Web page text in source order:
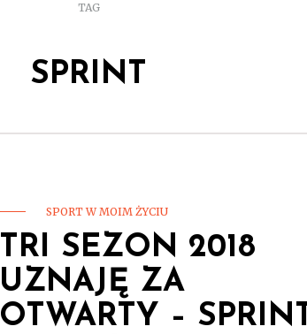
TAG
SPRINT
SPORT W MOIM ŻYCIU
TRI SEZON 2018
UZNAJĘ ZA
OTWARTY – SPRINT